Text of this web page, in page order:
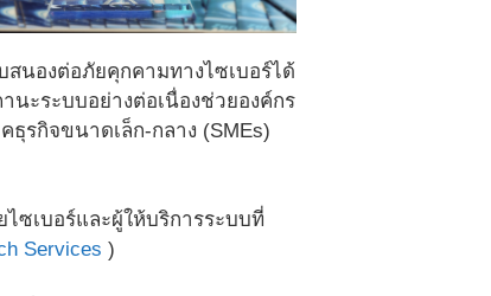
นองต่อภัยคุกคามทางไซเบอร์ได้
นะระบบอย่างต่อเนื่องช่วยองค์กร
รกิจขนาดเล็ก-กลาง (SMEs)
ซเบอร์และผู้ให้บริการระบบที่
Services )